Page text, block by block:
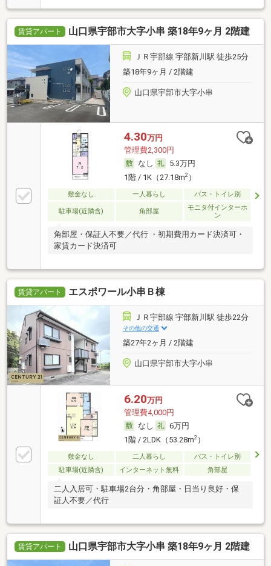
賃貸アパート 山口県宇部市大字小串 築18年9ヶ月 2階建
ＪＲ宇部線 宇部新川駅 徒歩25分
築18年9ヶ月 / 2階建
山口県宇部市大字小串
4.30万円
管理費2,300円
なし
5.3万円
1階 / 1K（27.18m2）
敷金なし 一人暮らし バス・トイレ別
駐車場(近隣含) 角部屋
モニタ付インターホ
ン
角部屋・保証人不要／代行 ・初期費用カード決済可・
家賃カード決済可
賃貸アパート エスポワール小串Ｂ棟
ＪＲ宇部線 宇部新川駅 徒歩22分
その他の交通
築27年2ヶ月 / 2階建
山口県宇部市大字小串
6.20万円
管理費4,000円
なし
6万円
1階 / 2LDK（53.28m2）
敷金なし 二人暮らし
バス・トイレ別
駐車場(近隣含)
インターネット無料 角部屋
二人入居可・駐車場2台分・角部屋・日当り良好・保
証人不要／代行
賃貸アパート 山口県宇部市大字小串 築18年9ヶ月 2階建